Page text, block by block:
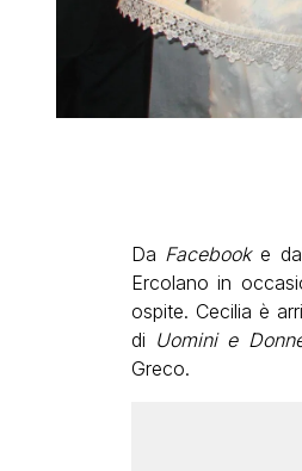
Da Facebooke
Ercolano in
ospite. Cecilia è
di Uomini e
Greco.